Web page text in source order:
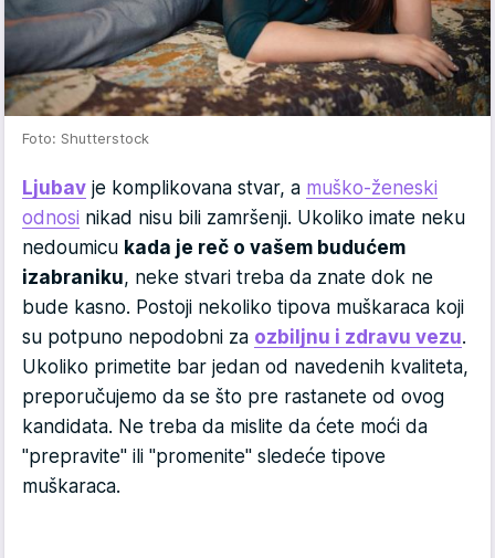
Foto: Shutterstock
Ljubav je komplikovana stvar, a muško-ženeski
odnosi nikad nisu bili zamršenji. Ukoliko imate neku
nedoumicu kada je reč o vašem budućem
izabraniku, neke stvari treba da znate dok ne
bude kasno. Postoji nekoliko tipova muškaraca koji
su potpuno nepodobni za ozbiljnu i zdravu vezu.
Ukoliko primetite bar jedan od navedenih kvaliteta,
preporučujemo da se što pre rastanete od ovog
kandidata. Ne treba da mislite da ćete moći da
"prepravite" ili "promenite" sledeće tipove
muškaraca.